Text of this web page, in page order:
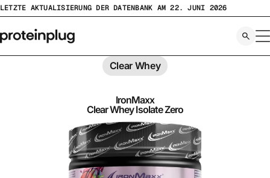
Zum
springen
LETZTE AKTUALISIERUNG DER DATENBANK AM 22. JUNI 2026
Clear Whey
IronMaxx
Clear Whey Isolate Zero